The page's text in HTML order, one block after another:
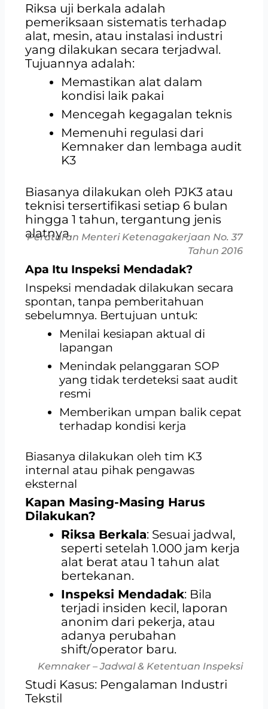
Riksa uji berkala adalah
pemeriksaan sistematis terhadap
alat, mesin, atau instalasi industri
yang dilakukan secara terjadwal.
Tujuannya adalah:
Memastikan alat dalam
kondisi laik pakai
Mencegah kegagalan teknis
Memenuhi regulasi dari
Kemnaker dan lembaga audit
K3
Biasanya dilakukan oleh PJK3 atau
teknisi tersertifikasi setiap 6 bulan
hingga 1 tahun, tergantung jenis
alatnya.
Peraturan Menteri Ketenagakerjaan No. 37
Tahun 2016
Apa Itu Inspeksi Mendadak?
Inspeksi mendadak dilakukan secara
spontan, tanpa pemberitahuan
sebelumnya. Bertujuan untuk:
Menilai kesiapan aktual di
lapangan
Menindak pelanggaran SOP
yang tidak terdeteksi saat audit
resmi
Memberikan umpan balik cepat
terhadap kondisi kerja
Biasanya dilakukan oleh tim K3
internal atau pihak pengawas
eksternal
Kapan Masing-Masing Harus
Dilakukan?
Riksa Berkala: Sesuai jadwal,
seperti setelah 1.000 jam kerja
alat berat atau 1 tahun alat
bertekanan.
Inspeksi Mendadak: Bila
terjadi insiden kecil, laporan
anonim dari pekerja, atau
adanya perubahan
shift/operator baru.
Kemnaker – Jadwal & Ketentuan Inspeksi
Studi Kasus: Pengalaman Industri
Tekstil